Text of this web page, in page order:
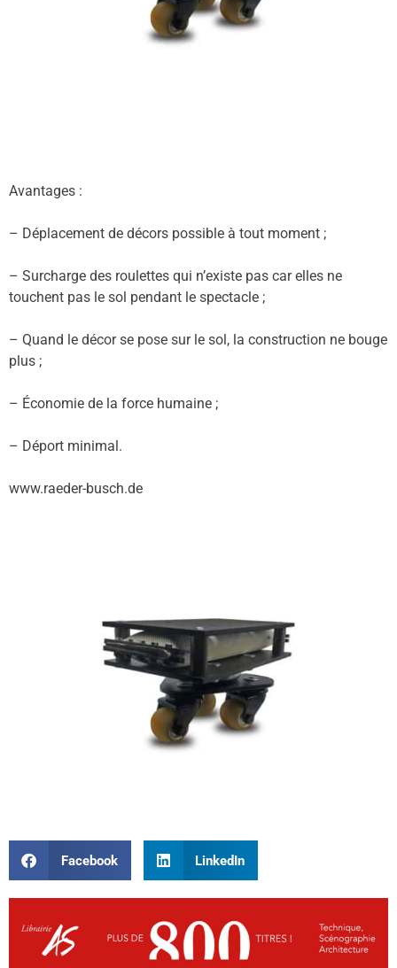
Avantages :
– Déplacement de décors possible à tout moment ;
– Surcharge des roulettes qui n’existe pas car elles ne
touchent pas le sol pendant le spectacle ;
– Quand le décor se pose sur le sol, la construction ne bouge
plus ;
– Économie de la force humaine ;
– Déport minimal.
www.raeder-busch.de
Facebook LinkedIn